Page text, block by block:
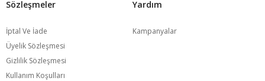
Sözleşmeler
İptal Ve İade
Üyelik Sözleşmesi
Gizlilik Sözleşmesi
Kullanım Koşulları
Yardım
Kampanyalar